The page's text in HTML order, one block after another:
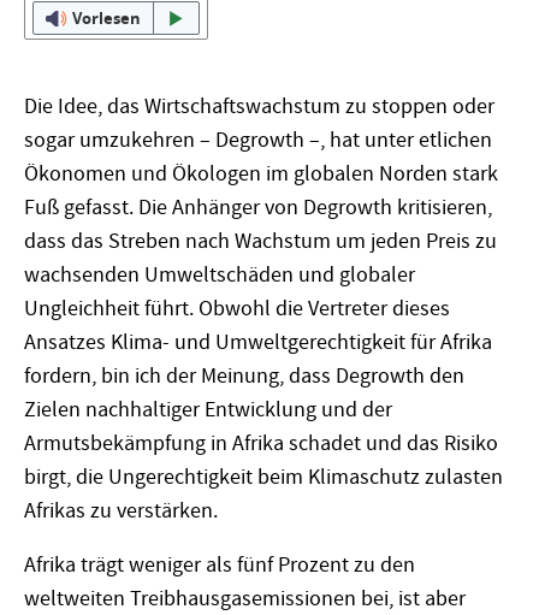
Vorlesen
Die Idee, das Wirtschaftswachstum zu stoppen oder
sogar umzukehren – Degrowth –, hat unter etlichen
Ökonomen und Ökologen im globalen Norden stark
Fuß gefasst. Die Anhänger von Degrowth kritisieren,
dass das Streben nach Wachstum um jeden Preis zu
wachsenden Umweltschäden und globaler
Ungleichheit führt. Obwohl die Vertreter dieses
Ansatzes Klima- und Umweltgerechtigkeit für Afrika
fordern, bin ich der Meinung, dass Degrowth den
Zielen nachhaltiger Entwicklung und der
Armutsbekämpfung in Afrika schadet und das Risiko
birgt, die Ungerechtigkeit beim Klimaschutz zulasten
Afrikas zu verstärken.
Afrika trägt weniger als fünf Prozent zu den
weltweiten Treib­hausgasemissionen bei, ist aber